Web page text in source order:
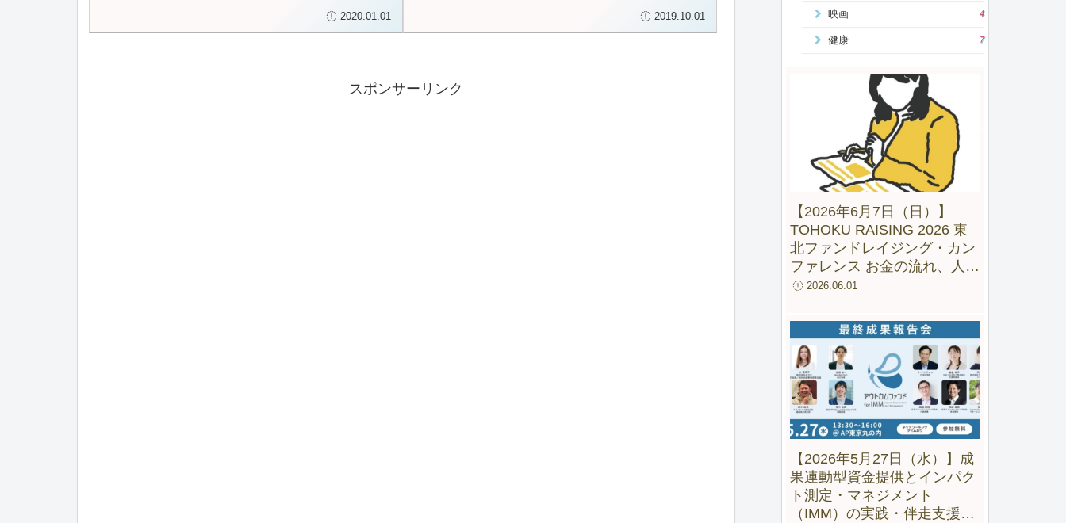
2020.01.01 2019.10.01
スポンサーリンク
映画 4
健康 7
【2026年6月7日（日）】
TOHOKU RAISING 2026 東
北ファンドレイジング・カン
ファレンス お金の流れ、人の
流れ、地域の未来をつくる
2026.06.01
【2026年5月27日（水）】成
果連動型資金提供とインパク
ト測定・マネジメント
（IMM）の実践・伴走支援の